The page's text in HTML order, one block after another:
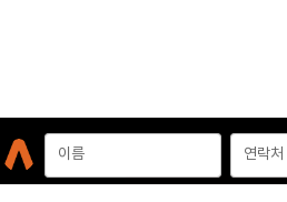
마케터
개인정보처리방침 이용약관 이메일무단수집거부
이름 연락처